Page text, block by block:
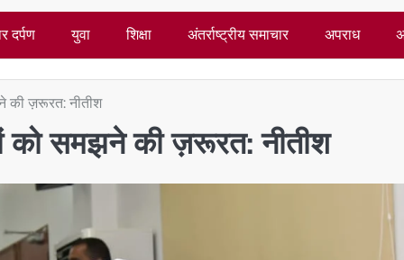
दर्पण युवा शिक्षा अंतर्राष्ट्रीय समाचार अपराध
की ज़रूरत: नीतीश
को समझने की ज़रूरत: नीतीश